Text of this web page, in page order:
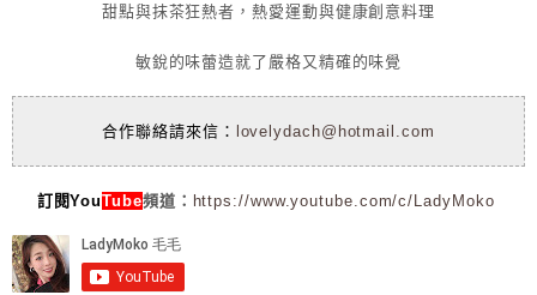
甜點與抹茶狂熱者，熱愛運動與健康創意料理
敏銳的味蕾造就了嚴格又精確的味覺
合作聯絡請來信： lovelydach@hotmail.com
訂閱YouTube頻道： https://www.youtube.com/c/LadyMoko